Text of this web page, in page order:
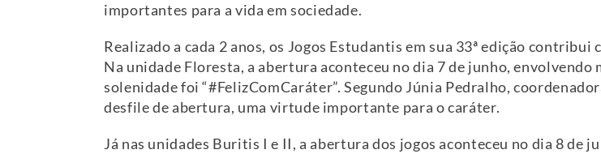
importantes para a vida em sociedade.
Realizado a cada 2 anos, os Jogos Estudantis em sua 33ª edição
Na unidade Floresta, a abertura aconteceu no dia 7 de junho, envolvendo
solenidade foi “#FelizComCaráter”. Segundo Júnia Pedralho,
desfile de abertura, uma virtude importante para o caráter.
Já nas unidades Buritis I e II, a abertura dos jogos aconteceu no dia 8 de